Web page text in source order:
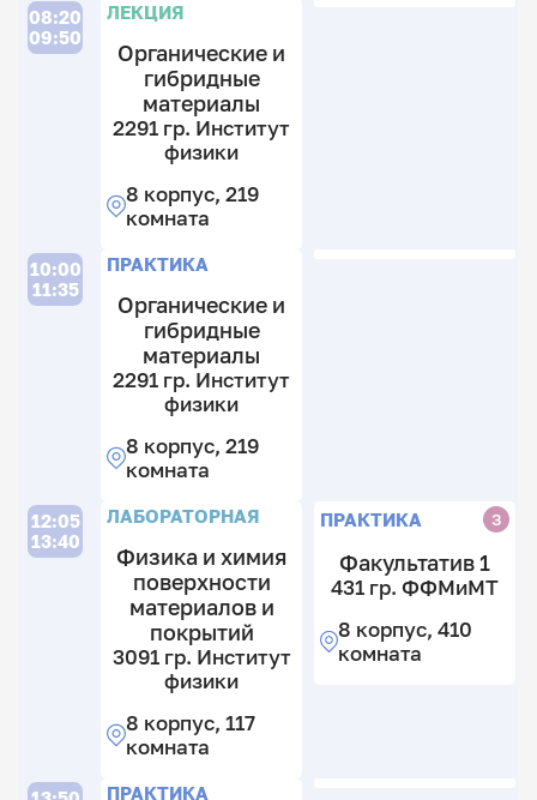
08:20
09:50
ЛЕКЦИЯ
Органические и
гибридные
материалы
2291 гр. Институт
физики
8 корпус, 219
комната
10:00
11:35
ПРАКТИКА
Органические и
гибридные
материалы
2291 гр. Институт
физики
8 корпус, 219
комната
12:05
13:40
ЛАБОРАТОРНАЯ
Физика и химия
поверхности
материалов и
покрытий
3091 гр. Институт
физики
8 корпус, 117
комната
ПРАКТИКА З
Факультатив 1
431 гр. ФФМиМТ
8 корпус, 410
комната
ПРАКТИКА